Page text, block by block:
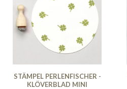
STÄMPEL PERLENFISCHER -
KLÖVERBLAD MINI